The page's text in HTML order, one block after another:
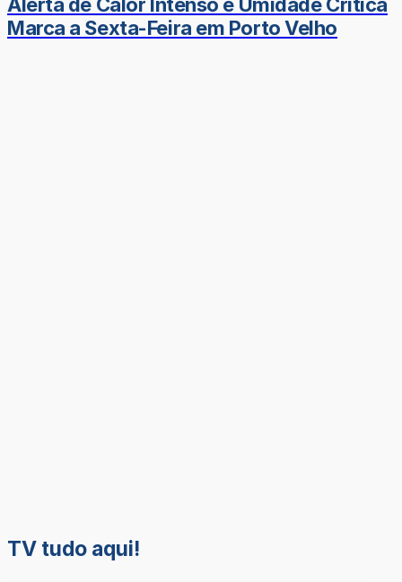
Alerta de Calor Intenso e Umidade Crítica
Marca a Sexta-Feira em Porto Velho
TV tudo aqui!